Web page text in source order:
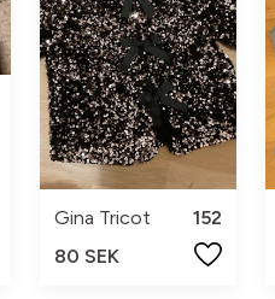
Gina Tricot
152
80 SEK